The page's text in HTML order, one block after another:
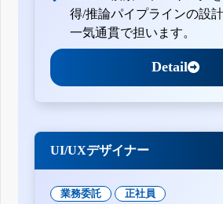
得/推論パイプラインの設
一気通貫で担います。
Detail
UI/UXデザイナー
業務委託 正社員